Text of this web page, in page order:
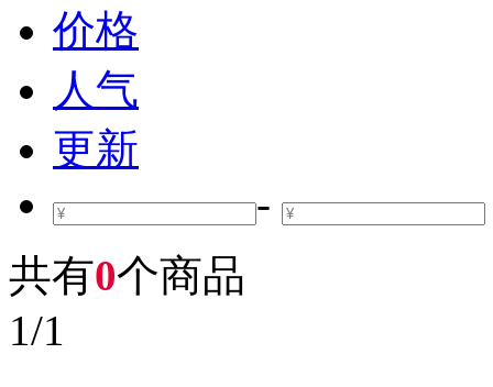
价格
人气
更新
-
共有0个商品
1/1